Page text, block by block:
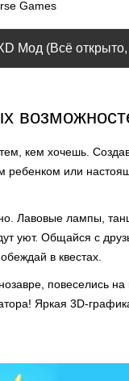
Games
Мод (Всё
кем хочешь.
или
Лавовые лампы,
уют. Общайся с
в квестах.
повеселись
Яркая 3D-